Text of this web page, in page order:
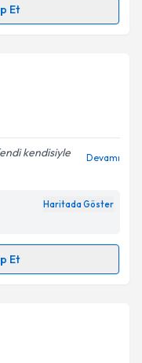
Et
takvimi talebi
almanız için bir
bilgilendireceğiz.
ilişkin
Aydınlatma
belirtilen
ediyorum.
kendisiyle
Devamı
Haritada Göster
Et
talebi
almanız için bir
bilgilendireceğiz.